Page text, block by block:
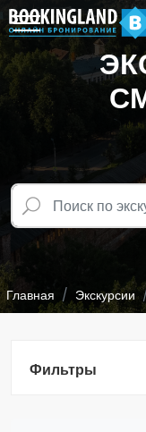
Главная Экскурсии
Фильтры